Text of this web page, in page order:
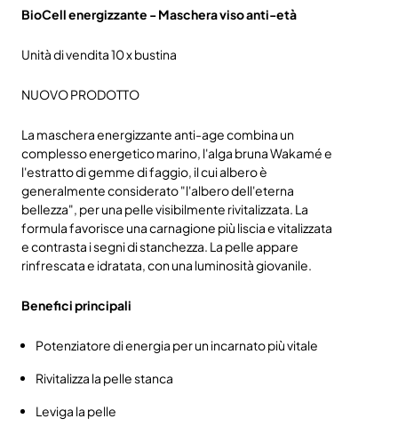
BioCell energizzante - Maschera viso anti-età
Unità di vendita 10 x bustina
NUOVO PRODOTTO
La maschera energizzante anti-age combina un
complesso energetico marino, l'alga bruna Wakamé e
l'estratto di gemme di faggio, il cui albero è
generalmente considerato "l'albero dell'eterna
bellezza", per una pelle visibilmente rivitalizzata. La
formula favorisce una carnagione più liscia e vitalizzata
e contrasta i segni di stanchezza. La pelle appare
rinfrescata e idratata, con una luminosità giovanile.
Benefici principali
Potenziatore di energia per un incarnato più vitale
Rivitalizza la pelle stanca
Leviga la pelle